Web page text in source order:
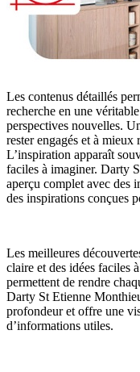
Les contenus détaillés
recherche en une
perspectives nouvelles.
rester engagés et à
L’inspiration apparaît
faciles à imaginer. Darty
aperçu complet avec des
des inspirations conçues
Les meilleures
claire et des idées faciles
permettent de rendre
Darty St Etienne
profondeur et offre une
d’informations utiles.